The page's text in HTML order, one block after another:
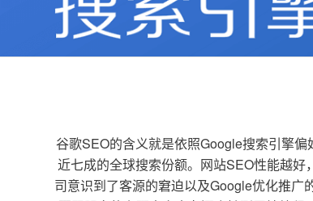
谷歌SEO的含义就是依照Google搜索引擎
近七成的全球搜索份额。网站SEO性能越
司意识到了客源的窘迫以及Google优化推